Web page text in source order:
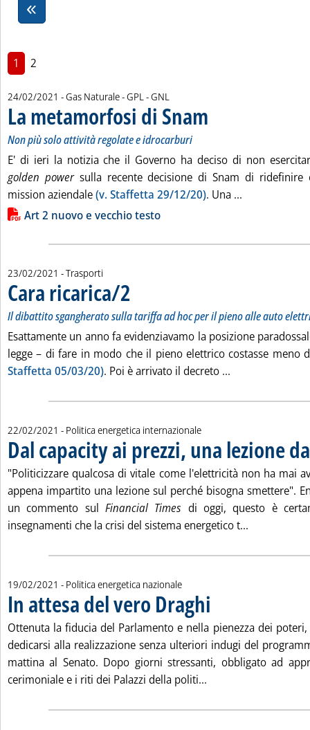
1 2
24/02/2021 - Gas Naturale - GPL - GNL
La metamorfosi di Snam
Non più solo attività regolate e idrocarburi
E' di ieri la notizia che il Governo ha deciso di non
golden powersulla recente decisione di Snam di ridefinire
mission aziendale(v. Staffetta 29/12/20). Una ...
Lista allegati PDF alla notizia
Art 2 nuovo e vecchio testo
23/02/2021 - Trasporti
Cara ricarica/2
Il dibattito sgangherato sulla tariffa ad hoc per il pieno alle auto
Esattamente un anno fa evidenziavamo la posizione
legge – di fare in modo che il pieno elettrico costasse meno
Staffetta 05/03/20). Poi è arrivato il decreto ...
22/02/2021 - Politica energetica internazionale
Dal capacity ai prezzi, una lezione
"Politicizzare qualcosa di vitale come l'elettricità non ha mai
appena impartito una lezione sul perché bisogna smettere".
un commento sul Financial Times di oggi, questo è
insegnamenti che la crisi del sistema energetico t...
19/02/2021 - Politica energetica nazionale
In attesa del vero Draghi
Ottenuta la fiducia del Parlamento e nella pienezza dei
dedicarsi alla realizzazione senza ulteriori indugi del
mattina al Senato. Dopo giorni stressanti, obbligato ad
cerimoniale e i riti dei Palazzi della politi...